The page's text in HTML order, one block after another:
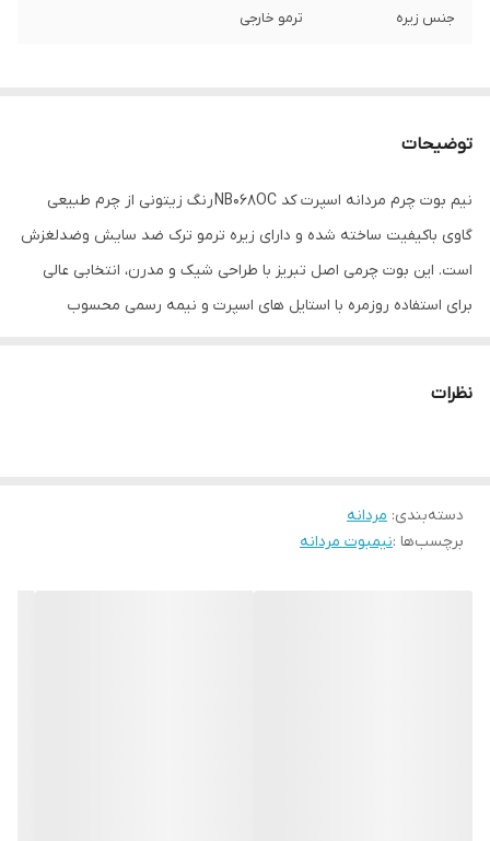
جنس زیره ترمو خارجی
توضیحات
نیم بوت چرم مردانه اسپرت کد NB068OC رنگ زیتونی از چرم طبیعی
گاوی باکیفیت ساخته شده و دارای زیره ترمو ترک ضد سایش وضدلغزش
است. این بوت چرمی اصل تبریز با طراحی شیک و مدرن، انتخابی عالی
برای استفاده روزمره با استایل های اسپرت و نیمه رسمی محسوب
نظرات
دسته‌بندی: مردانه
برچسب‌ها :نیمبوت مردانه